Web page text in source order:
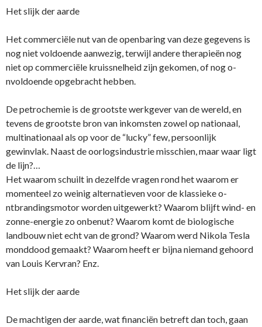
Het slijk der aarde
Het commerciële nut van de openbaring van deze gegevens is
nog niet voldoende aanwezig, terwijl andere therapieën nog
niet op commerciële kruissnelheid zijn gekomen, of nog o­
nvoldoende opgebracht hebben.
De petrochemie is de grootste werkgever van de wereld, en
tevens de grootste bron van inkomsten zowel op nationaal,
multinationaal als op voor de “lucky” few, persoonlijk
gewinvlak. Naast de oorlogsindustrie misschien, maar waar ligt
de lijn?…
Het waarom schuilt in dezelfde vragen rond het waarom er
momenteel zo weinig alternatieven voor de klassieke o­
ntbrandingsmotor worden uitgewerkt? Waarom blijft wind- en
zonne-energie zo o­nbenut? Waarom komt de biologische
landbouw niet echt van de grond? Waarom werd Nikola Tesla
monddood gemaakt? Waarom heeft er bijna niemand gehoord
van Louis Kervran? Enz.
Het slijk der aarde
De machtigen der aarde, wat financiën betreft dan toch, gaan